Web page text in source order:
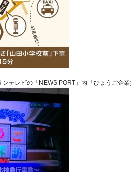
テレビの「NEWS PORT」内「ひょうご企